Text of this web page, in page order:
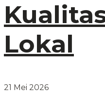
Lokal
21 Mei 2026